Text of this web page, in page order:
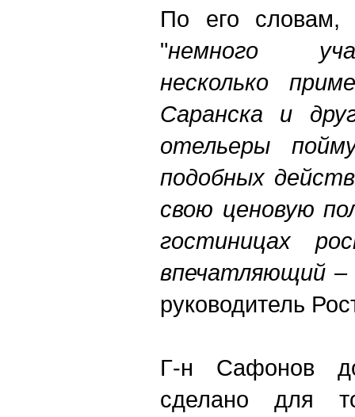
По его словам,
"немного
несколько
Саранска и
отельеры
подобных
свою ценовую
гостиницах
впечатляющий –
руководитель
Г-н Сафонов
сделано для